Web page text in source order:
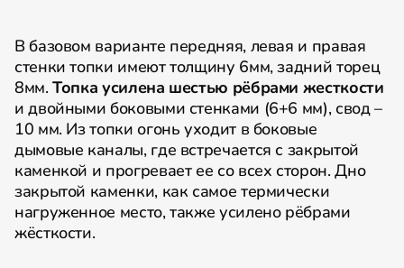
В базовом варианте передняя, левая и правая
стенки топки имеют толщину 6мм, задний торец
8мм.Топка усилена шестью рёбрами жесткости
и двойными боковыми стенками (6+6 мм), свод –
10 мм. Из топки огонь уходит в боковые
дымовые каналы, где встречается с закрытой
каменкой и прогревает ее со всех сторон. Дно
закрытой каменки, как самое термически
нагруженное место, также усилено рёбрами
жёсткости.